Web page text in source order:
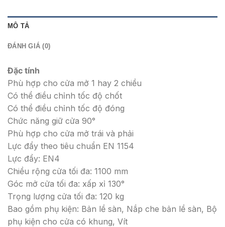
MÔ TẢ
ĐÁNH GIÁ (0)
Đặc tính
Phù hợp cho cửa mở 1 hay 2 chiều
Có thể điều chỉnh tốc độ chốt
Có thể điều chỉnh tốc độ đóng
Chức năng giữ cửa 90°
Phù hợp cho cửa mở trái và phải
Lực đẩy theo tiêu chuẩn EN 1154
Lực đẩy: EN4
Chiều rộng cửa tối đa: 1100 mm
Góc mở cửa tối đa: xấp xỉ 130°
Trọng lượng cửa tối đa: 120 kg
Bao gồm phụ kiện: Bản lề sàn, Nắp che bản lề sàn, Bộ
phụ kiện cho cửa có khung, Vít